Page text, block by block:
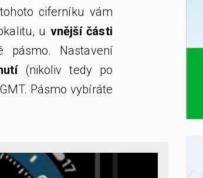
tohoto ciferníku vám
u vnější části
pásmo. Nastavení
(nikoliv tedy po
Pásmo vybíráte